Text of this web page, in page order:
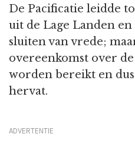
De Pacificatie leidde
uit de Lage Landen
sluiten van vrede;
overeenkomst over
worden bereikt en
hervat.
ADVERTENTIE